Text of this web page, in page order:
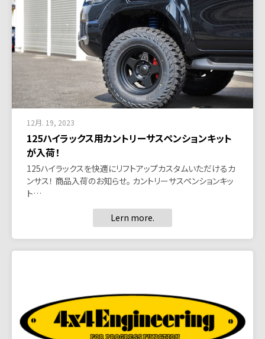
12月. 19, 2023
125ハイラックス用カントリーサスペンションキット
が入荷！
125ハイラックスを快適にリフトアップカスタムいただけるカ
ンサス！ 商品入荷のお知らせ。 カントリーサスペンションキッ
ト…
Lern more.